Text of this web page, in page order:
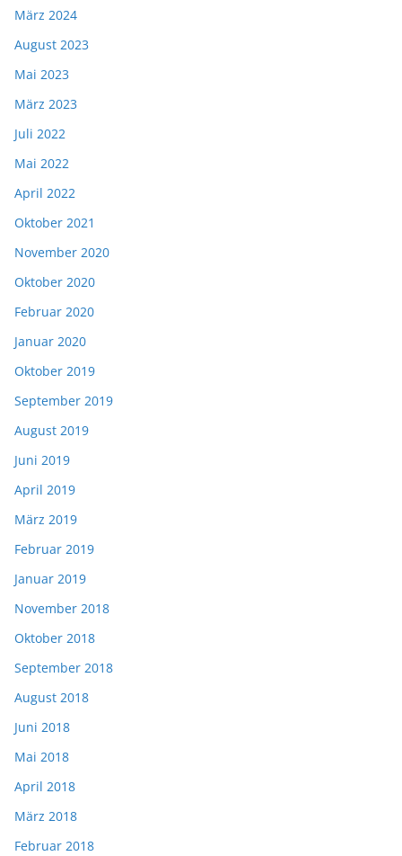
März 2024
August 2023
Mai 2023
März 2023
Juli 2022
Mai 2022
April 2022
Oktober 2021
November 2020
Oktober 2020
Februar 2020
Januar 2020
Oktober 2019
September 2019
August 2019
Juni 2019
April 2019
März 2019
Februar 2019
Januar 2019
November 2018
Oktober 2018
September 2018
August 2018
Juni 2018
Mai 2018
April 2018
März 2018
Februar 2018